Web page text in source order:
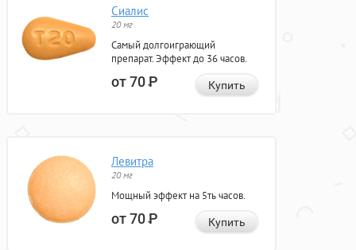
Сиалис
20 мг
Самый долгоиграющий
препарат. Эффект до 36 часов.
от 70Р Купить
Левитра
20 мг
Мощный эффект на 5ть часов.
от 70Р Купить